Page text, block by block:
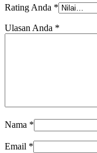
Rating Anda *
Ulasan Anda *
Nama *
Email *